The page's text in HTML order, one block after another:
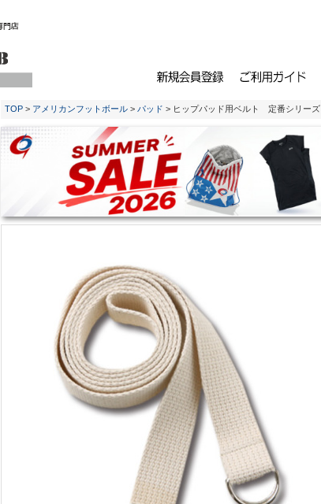
TOP > アメリカンフットボール > パッド > ヒップパッド用ベルト 定番シリーズ